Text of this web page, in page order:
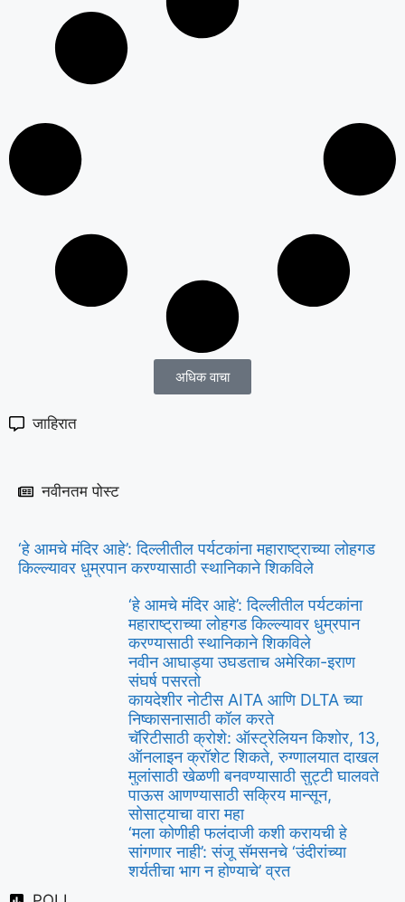
अधिक वाचा
जाहिरात
नवीनतम पोस्ट
‘हे आमचे मंदिर आहे’: दिल्लीतील पर्यटकांना महाराष्ट्राच्या लोहगड
किल्ल्यावर धुम्रपान करण्यासाठी स्थानिकाने शिकविले
‘हे आमचे मंदिर आहे’: दिल्लीतील पर्यटकांना
महाराष्ट्राच्या लोहगड किल्ल्यावर धुम्रपान
करण्यासाठी स्थानिकाने शिकविले
नवीन आघाड्या उघडताच अमेरिका-इराण
संघर्ष पसरतो
कायदेशीर नोटीस AITA आणि DLTA च्या
निष्कासनासाठी कॉल करते
चॅरिटीसाठी क्रोशे: ऑस्ट्रेलियन किशोर, 13,
ऑनलाइन क्रॉशेट शिकते, रुग्णालयात दाखल
मुलांसाठी खेळणी बनवण्यासाठी सुट्टी घालवते
पाऊस आणण्यासाठी सक्रिय मान्सून,
सोसाट्याचा वारा महा
‘मला कोणीही फलंदाजी कशी करायची हे
सांगणार नाही’: संजू सॅमसनचे ‘उंदीरांच्या
शर्यतीचा भाग न होण्याचे’ व्रत